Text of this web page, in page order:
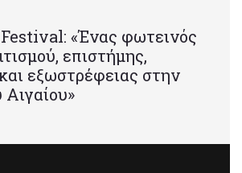
«Ένας φωτεινός
επιστήμης,
εξωστρέφειας στην
Αιγαίου»